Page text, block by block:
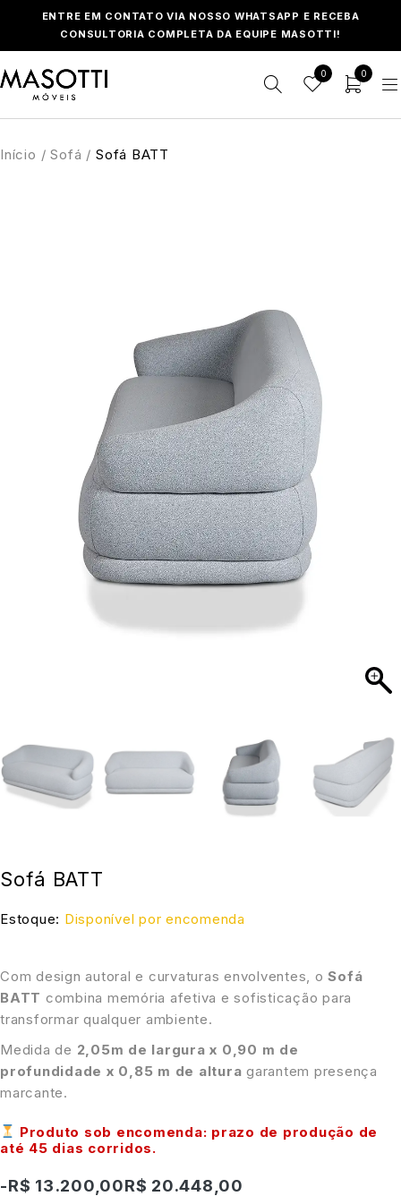
ENTRE EM CONTATO VIA NOSSO WHATSAPP E RECEBA
CONSULTORIA COMPLETA DA EQUIPE MASOTTI!
0 0
Início / Sofá / Sofá BATT
Sofá BATT
Estoque: Disponível por encomenda
Com design autoral e curvaturas envolventes, oSofá
BATT combina memória afetiva e sofisticação para
transformar qualquer ambiente.
Medida de 2,05m de largura x 0,90 m de
profundidade x 0,85 m de altura garantem presença
marcante.
Produto sob encomenda: prazo de produção de
até 45 dias corridos.
R$ 13.200,00
- R$ 20.448,00